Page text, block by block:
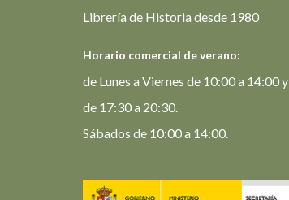
Librería de Historia desde 1980
Horario comercial de verano:
de Lunes a Viernes de 10:00 a 14:00 y
de 17:30 a 20:30.
Sábados de 10:00 a 14:00.